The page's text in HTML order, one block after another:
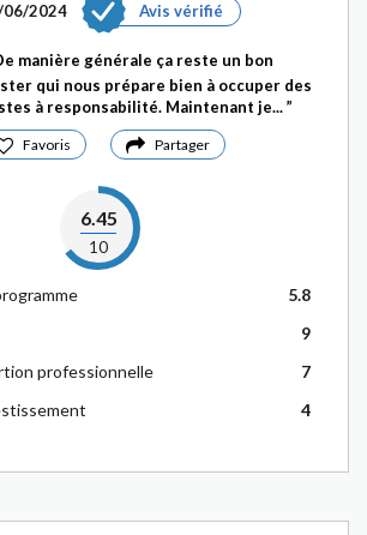
06/2024
Avis vérifié
manière générale ça reste un bon
qui nous prépare bien à occuper des
à responsabilité. Maintenant je...
Favoris Partager
6.45
10
5.8
9
professionnelle
7
4